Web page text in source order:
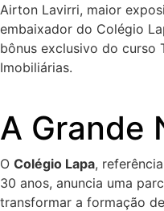
Airton Lavirri, maior
embaixador do Colégio
bônus exclusivo do curso
Imobiliárias.
A Grande
O Colégio Lapa,
30 anos, anuncia uma
transformar a formação